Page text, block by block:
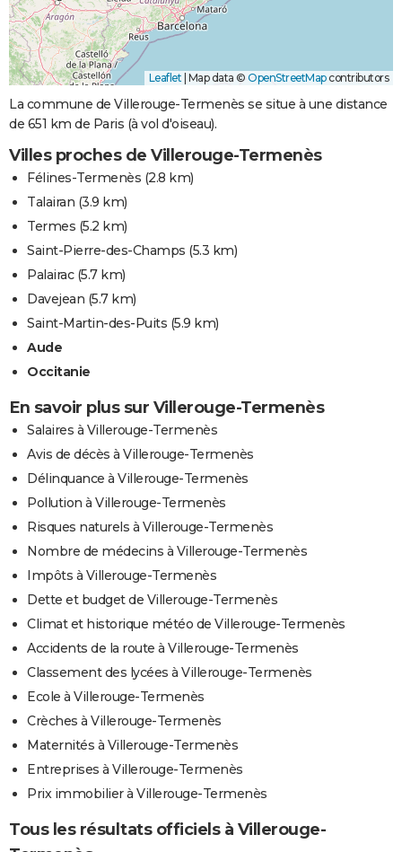
Leaflet Map data © OpenStreetMapcontributors
La commune de Villerouge-Termenès se situe à une distance
de 651 km de Paris (à vol d'oiseau).
Villes proches de Villerouge-Termenès
Félines-Termenès (2.8 km)
Talairan (3.9 km)
Termes (5.2 km)
Saint-Pierre-des-Champs (5.3 km)
Palairac(5.7 km)
Davejean (5.7 km)
Saint-Martin-des-Puits (5.9 km)
Aude
Occitanie
En savoir plus sur Villerouge-Termenès
Salaires à Villerouge-Termenès
Avis de décès à Villerouge-Termenès
Délinquance à Villerouge-Termenès
Pollution à Villerouge-Termenès
Risques naturels à Villerouge-Termenès
Nombre de médecins à Villerouge-Termenès
Impôts à Villerouge-Termenès
Dette et budget de Villerouge-Termenès
Climat et historique météo de Villerouge-Termenès
Accidents de la route à Villerouge-Termenès
Classement des lycées à Villerouge-Termenès
Ecole à Villerouge-Termenès
Crèches à Villerouge-Termenès
Maternités à Villerouge-Termenès
Entreprises à Villerouge-Termenès
Prix immobilier à Villerouge-Termenès
Tous les résultats officiels à Villerouge-